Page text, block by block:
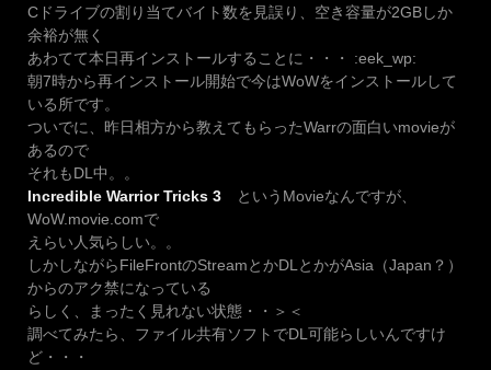
Cドライブの割り当てバイト数を見誤り、空き容量が2GBしか
余裕が無く
あわてて本日再インストールすることに・・・ :eek_wp:
朝7時から再インストール開始で今はWoWをインストールして
いる所です。
ついでに、昨日相方から教えてもらったWarrの面白いmovieが
あるので
それもDL中。。
Incredible Warrior Tricks 3 というMovieなんですが、
WoW.movie.comで
えらい人気らしい。。
しかしながらFileFrontのStreamとかDLとかがAsia（Japan？）
からのアク禁になっている
らしく、まったく見れない状態・・＞＜
調べてみたら、ファイル共有ソフトでDL可能らしいんですけ
ど・・・